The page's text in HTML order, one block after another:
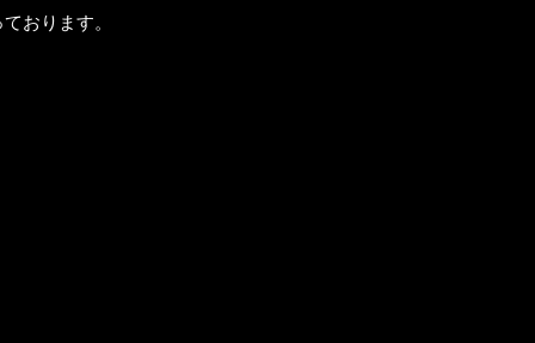
おります。